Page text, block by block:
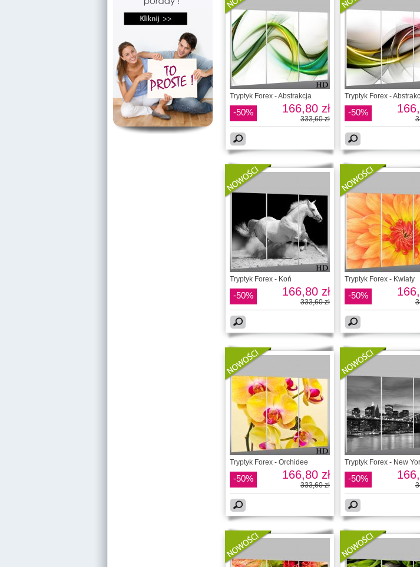
Tryptyk Forex - Abstrakcja
-50% 166,80 zł
333,60 zł
Tryptyk Forex -
-50%
Tryptyk Forex - Koń
-50% 166,80 zł
333,60 zł
Tryptyk Forex - Kwiaty
-50%
Tryptyk Forex - Orchidee
-50% 166,80 zł
333,60 zł
Tryptyk Forex - New
-50%